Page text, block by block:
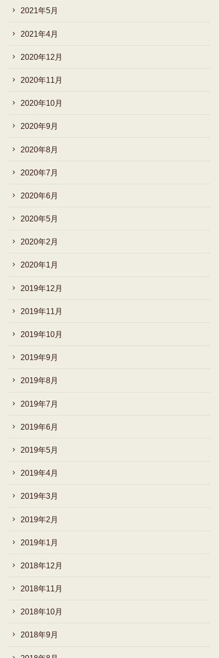
2021年5月
2021年4月
2020年12月
2020年11月
2020年10月
2020年9月
2020年8月
2020年7月
2020年6月
2020年5月
2020年2月
2020年1月
2019年12月
2019年11月
2019年10月
2019年9月
2019年8月
2019年7月
2019年6月
2019年5月
2019年4月
2019年3月
2019年2月
2019年1月
2018年12月
2018年11月
2018年10月
2018年9月